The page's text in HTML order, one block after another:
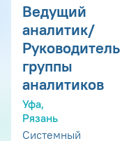
Ведущий
аналитик/
Руководитель
группы
аналитиков
Уфа,
Рязань
Системный